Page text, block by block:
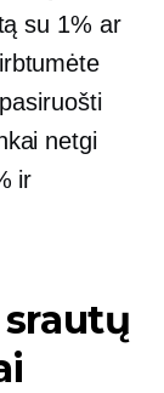
su 1% ar
netgi
ir